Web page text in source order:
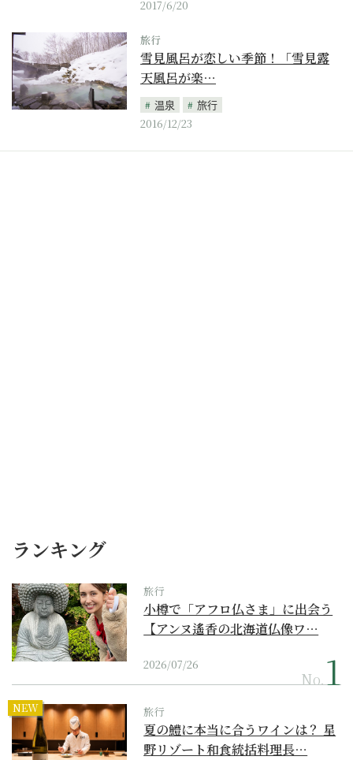
2017/6/20
旅行
雪見風呂が恋しい季節！「雪見露
天風呂が楽…
温泉
旅行
2016/12/23
ランキング
旅行
小樽で「アフロ仏さま」に出会う
【アンヌ遙香の北海道仏像ワ…
2026/07/26
No.
NEW 旅行
夏の鱧に本当に合うワインは？ 星
野リゾート和食統括料理長…